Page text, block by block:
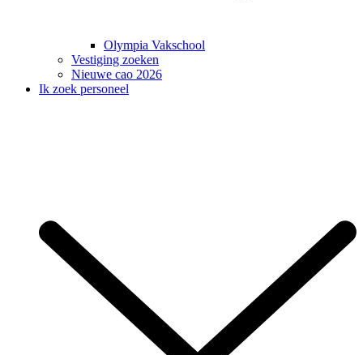
Olympia Vakschool
Vestiging zoeken
Nieuwe cao 2026
Ik zoek personeel